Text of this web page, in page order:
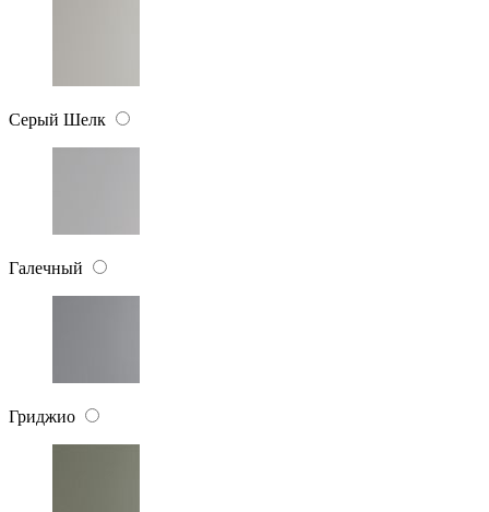
Серый Шелк
Галечный
Гриджио